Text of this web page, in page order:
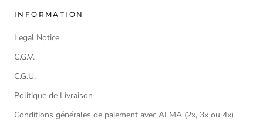
INFORMATION
Legal Notice
C.G.V.
C.G.U.
Politique de Livraison
Conditions générales de paiement avec ALMA (2x, 3x ou 4x)